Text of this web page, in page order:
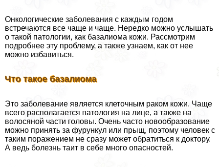
Онкологические заболевания с каждым годом
встречаются все чаще и чаще. Нередко можно услышать
о такой патологии, как базалиома кожи. Рассмотрим
подробнее эту проблему, а также узнаем, как от нее
можно избавиться.
Что такое базалиома
Это заболевание является клеточным paком кожи. Чаще
всего располагается патология на лице, а также на
волосяной части головы. Очень часто новообразование
можно принять за фурункул или прыщ, поэтому человек с
таким поражением не сразу может обратиться к доктору.
А ведь болезнь таит в себе много опасностей.